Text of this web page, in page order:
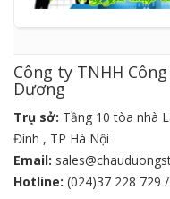
Công ty TNHH
Dương
Trụ sở: Tầng 10 tòa nhà
Đình , TP Hà Nội
Email:
Hotline: (024)37 228 729